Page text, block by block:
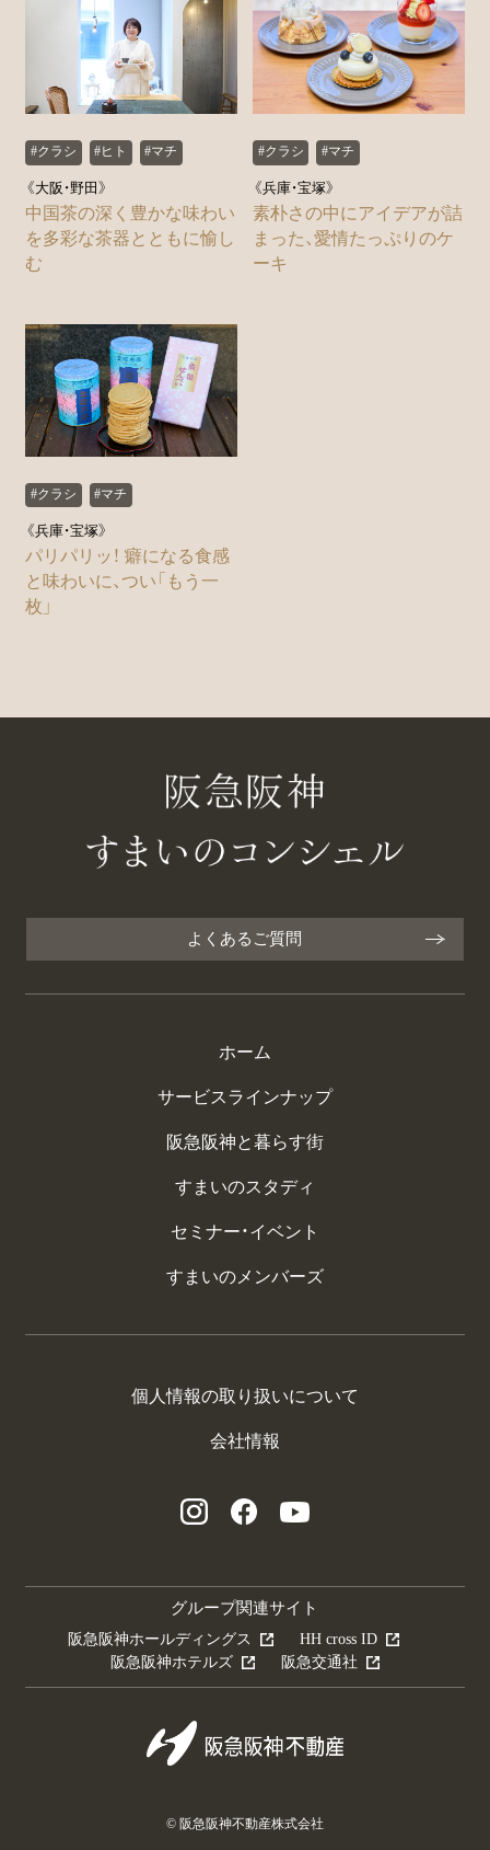
#クラシ #ヒト #マチ
《大阪・野田》
中国茶の深く豊かな味わい
を多彩な茶器とともに愉し
む
#クラシ #マチ
《兵庫・宝塚》
素朴さの中にアイデアが詰
まった、愛情たっぷりのケ
ーキ
#クラシ #マチ
《兵庫・宝塚》
パリパリッ！ 癖になる食感
と味わいに、つい「もう一
枚」
よくあるご質問
ホーム
サービスラインナップ
阪急阪神と暮らす街
すまいのスタディ
セミナー・イベント
すまいのメンバーズ
個人情報の取り扱いについて
会社情報
グループ関連サイト
阪急阪神ホールディングス
HH cross ID
阪急阪神ホテルズ
阪急交通社
© 阪急阪神不動産株式会社